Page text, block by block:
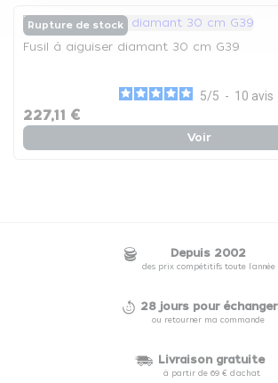
Rupture de stock
Fusil à aiguiser diamant 30 cm G39
5/5 - 10 avis
227,11 €
Voir
Depuis 2002
des prix compétitifs toute l'année
28 jours pour échanger
ou retourner ma commande
Livraison gratuite
à partir de 69 € d'achat